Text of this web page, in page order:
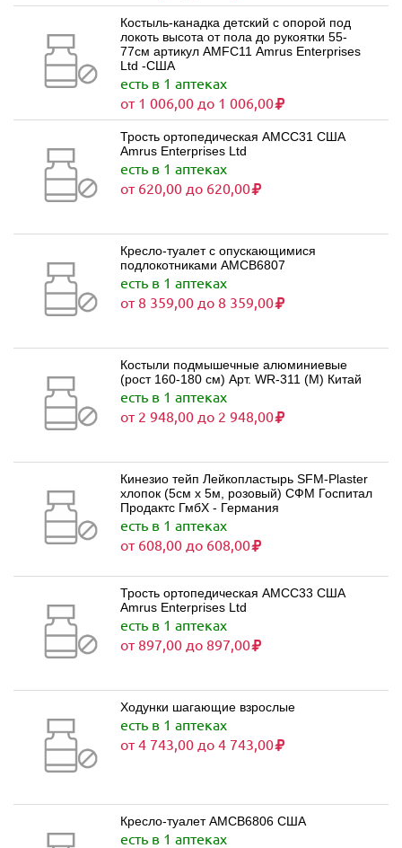
Костыль-канадка детский с опорой под
локоть высота от пола до рукоятки 55-
77см артикул AMFC11 Amrus Enterprises
Ltd -США
есть в 1 аптеках
от 1 006,00 до 1 006,00
Трость ортопедическая AMCC31 США
Amrus Enterprises Ltd
есть в 1 аптеках
от 620,00 до 620,00
Кресло-туалет с опускающимися
подлокотниками AMCB6807
есть в 1 аптеках
от 8 359,00 до 8 359,00
Костыли подмышечные алюминиевые
(рост 160-180 см) Арт. WR-311 (M) Китай
есть в 1 аптеках
от 2 948,00 до 2 948,00
Кинезио тейп Лейкопластырь SFM-Plaster
хлопок (5см х 5м, розовый) СФМ Госпитал
Продактс ГмбХ - Германия
есть в 1 аптеках
от 608,00 до 608,00
Трость ортопедическая AMCC33 США
Amrus Enterprises Ltd
есть в 1 аптеках
от 897,00 до 897,00
Ходунки шагающие взрослые
есть в 1 аптеках
от 4 743,00 до 4 743,00
Кресло-туалет AMCB6806 США
есть в 1 аптеках